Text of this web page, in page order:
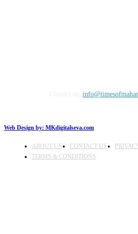
Web Design by: MKdigitalseva.com
ABOUT US CONTACT US
TERMS & CONDITIONS